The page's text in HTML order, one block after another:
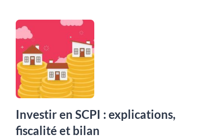
Investir en SCPI : explications,
fiscalité et bilan